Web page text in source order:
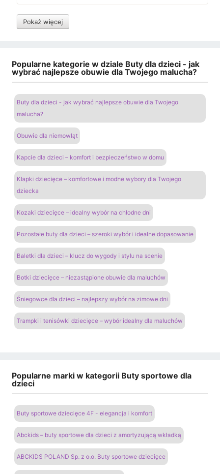
Pokaż więcej
Popularne kategorie w dziale Buty dla dzieci - jak
wybrać najlepsze obuwie dla Twojego malucha?
Buty dla dzieci - jak wybrać najlepsze obuwie dla Twojego
malucha?
Obuwie dla niemowląt
Kapcie dla dzieci – komfort i bezpieczeństwo w domu
Klapki dziecięce – komfortowe i modne wybory dla Twojego
dziecka
Kozaki dziecięce – idealny wybór na chłodne dni
Pozostałe buty dla dzieci – szeroki wybór i idealne dopasowanie
Baletki dla dzieci – klucz do wygody i stylu na scenie
Botki dziecięce – niezastąpione obuwie dla maluchów
Śniegowce dla dzieci – najlepszy wybór na zimowe dni
Trampki i tenisówki dziecięce – wybór idealny dla maluchów
Popularne marki w kategorii Buty sportowe dla
dzieci
Buty sportowe dziecięce 4F - elegancja i komfort
Abckids – buty sportowe dla dzieci z amortyzującą wkładką
ABCKIDS POLAND Sp. z o.o. Buty sportowe dziecięce